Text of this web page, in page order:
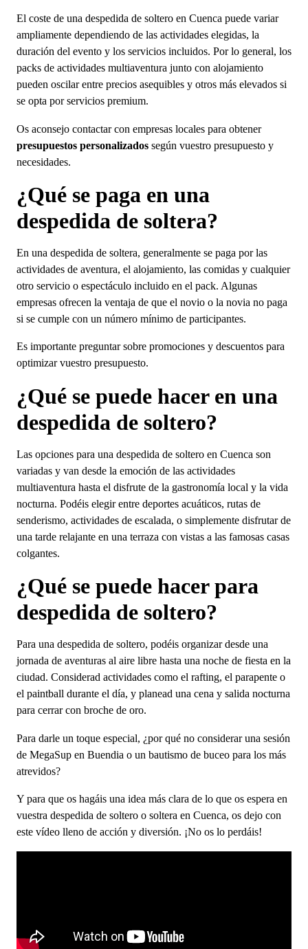
El coste de una despedida de soltero en Cuenca puede variar
ampliamente dependiendo de las actividades elegidas, la
duración del evento y los servicios incluidos. Por lo general, los
packs de actividades multiaventura junto con alojamiento
pueden oscilar entre precios asequibles y otros más elevados si
se opta por servicios premium.
Os aconsejo contactar con empresas locales para obtener
presupuestos personalizados según vuestro presupuesto y
necesidades.
¿Qué se paga en una
despedida de soltera?
En una despedida de soltera, generalmente se paga por las
actividades de aventura, el alojamiento, las comidas y cualquier
otro servicio o espectáculo incluido en el pack. Algunas
empresas ofrecen la ventaja de que el novio o la novia no paga
si se cumple con un número mínimo de participantes.
Es importante preguntar sobre promociones y descuentos para
optimizar vuestro presupuesto.
¿Qué se puede hacer en una
despedida de soltero?
Las opciones para una despedida de soltero en Cuenca son
variadas y van desde la emoción de las actividades
multiaventura hasta el disfrute de la gastronomía local y la vida
nocturna. Podéis elegir entre deportes acuáticos, rutas de
senderismo, actividades de escalada, o simplemente disfrutar de
una tarde relajante en una terraza con vistas a las famosas casas
colgantes.
¿Qué se puede hacer para
despedida de soltero?
Para una despedida de soltero, podéis organizar desde una
jornada de aventuras al aire libre hasta una noche de fiesta en la
ciudad. Considerad actividades como el rafting, el parapente o
el paintball durante el día, y planead una cena y salida nocturna
para cerrar con broche de oro.
Para darle un toque especial, ¿por qué no considerar una sesión
de MegaSup en Buendia o un bautismo de buceo para los más
atrevidos?
Y para que os hagáis una idea más clara de lo que os espera en
vuestra despedida de soltero o soltera en Cuenca, os dejo con
este vídeo lleno de acción y diversión. ¡No os lo perdáis!